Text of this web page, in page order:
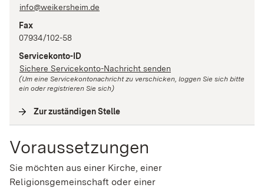
info@weikersheim.de
Fax
07934/102-58
Servicekonto-ID
Sichere Servicekonto-Nachricht senden
(Um eine Servicekontonachricht zu verschicken, loggen Sie sich bitte
ein oder registrieren Sie sich)
Zur zuständigen Stelle
Voraussetzungen
Sie möchten aus einer Kirche, einer
Religionsgemeinschaft oder einer